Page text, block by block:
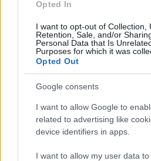
Opted In
I want to opt-out of Collection,
Retention, Sale, and/or
Personal Data that Is
Purposes for which it was
Opted Out
Google consents
I want to allow Google to
related to advertising like
device identifiers in apps.
I want to allow my user data
εκβιασμού: Μου είπε «αν
δημοσιεύματα πρέπει να